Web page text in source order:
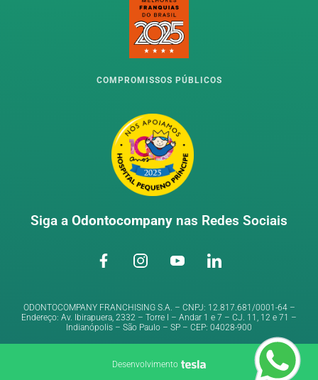
COMPROMISSOS PÚBLICOS
Siga a Odontocompany nas Redes Sociais
ODONTOCOMPANY FRANCHISING S.A. – CNPJ: 12.817.681/0001-64 –
Endereço: Av. Ibirapuera, 2332 – Torre I – Andar 1 e 7 – CJ. 11, 12 e 71 –
Indianópolis – São Paulo – SP – CEP: 04028-900
Desenvolvimento